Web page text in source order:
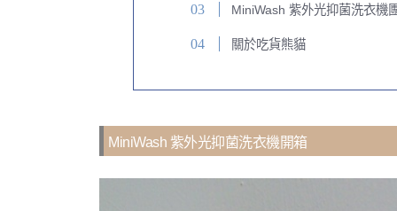
MiniWash 紫外光抑菌洗衣機
關於吃貨熊貓
MiniWash 紫外光抑菌洗衣機開箱